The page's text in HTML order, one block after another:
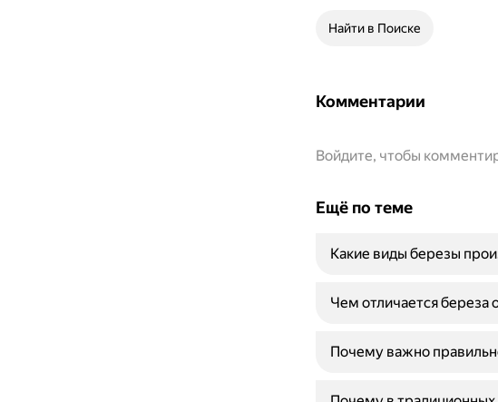
Найти в Поиске
Комментарии
Войдите, чтобы
Ещё по теме
Какие виды березы
Чем отличается береза
Почему важно